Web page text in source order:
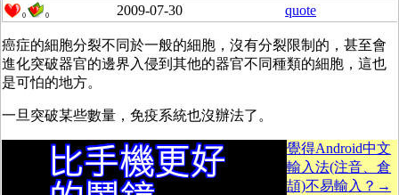
0 0 2009-07-30 quote
癌症的細胞分裂不同於一般的細胞，沒有分裂限制的，甚至會
進化突破器官的邊界入侵到其他的器官不同種類的細胞，這也
是可怕的地方。
一旦突破某些數量，免疫系統也沒辦法了。
覺得Android中文
輸入法(注音、倉
頡)不易輸入？→